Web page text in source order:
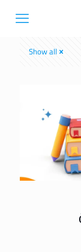
Show all